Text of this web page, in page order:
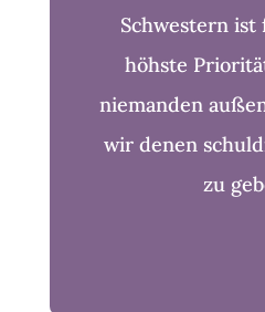
Schwestern
höhste
niemanden
wir denen
zu